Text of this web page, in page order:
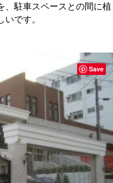
、駐車スペースとの間に植
です。
Save